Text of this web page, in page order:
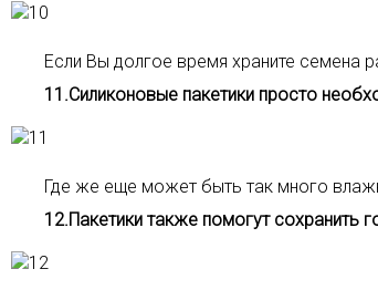
Если Вы долгое время храните семена
11.Силиконовые пакетики просто
Где же еще может быть так много
12.Пакетики также помогут сохранить